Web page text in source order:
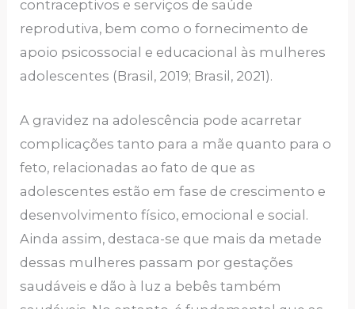
contraceptivos e serviços de saúde
reprodutiva, bem como o fornecimento de
apoio psicossocial e educacional às mulheres
adolescentes (Brasil, 2019; Brasil, 2021).
A gravidez na adolescência pode acarretar
complicações tanto para a mãe quanto para o
feto, relacionadas ao fato de que as
adolescentes estão em fase de crescimento e
desenvolvimento físico, emocional e social.
Ainda assim, destaca-se que mais da metade
dessas mulheres passam por gestações
saudáveis e dão à luz a bebês também